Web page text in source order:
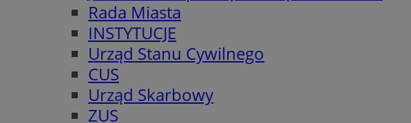
Rada Miasta
INSTYTUCJE
Urząd Stanu Cywilnego
CUS
Urząd Skarbowy
ZUS